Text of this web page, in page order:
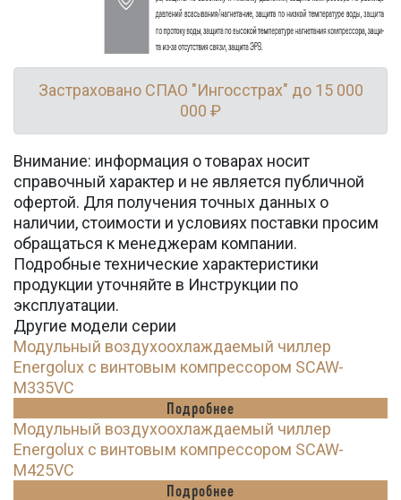
Застраховано СПАО "Ингосстрах" до 15 000
000 ₽
Внимание: информация о товарах носит
справочный характер и не является публичной
офертой. Для получения точных данных о
наличии, стоимости и условиях поставки просим
обращаться к менеджерам компании.
Подробные технические характеристики
продукции уточняйте в Инструкции по
эксплуатации.
Другие модели серии
Модульный воздухоохлаждаемый чиллер
Energolux с винтовым компрессором SCAW-
M335VC
Подробнее
Модульный воздухоохлаждаемый чиллер
Energolux с винтовым компрессором SCAW-
M425VC
Подробнее